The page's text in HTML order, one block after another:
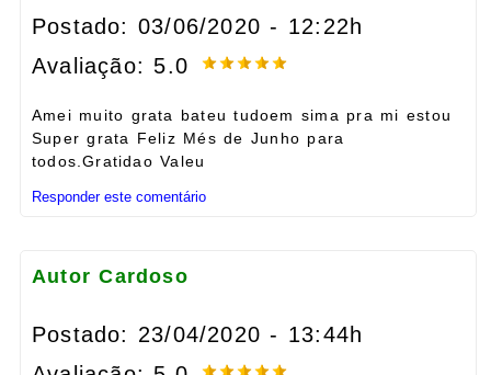
Postado: 03/06/2020 - 12:22h
Avaliação: 5.0
Amei muito grata bateu tudoem sima pra mi estou
Super grata Feliz Més de Junho para
todos.Gratidao Valeu
Responder este comentário
Autor Cardoso
Postado: 23/04/2020 - 13:44h